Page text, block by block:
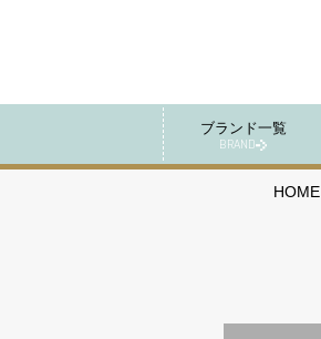
ブランド一覧
BRAND
HOME